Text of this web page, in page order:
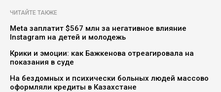
ЧИТАЙТЕ ТАКЖЕ
Meta заплатит $567 млн за негативное влияние
Instagram на детей и молодежь
Крики и эмоции: как Бажкенова отреагировала на
показания в суде
На бездомных и психически больных людей массово
оформляли кредиты в Казахстане